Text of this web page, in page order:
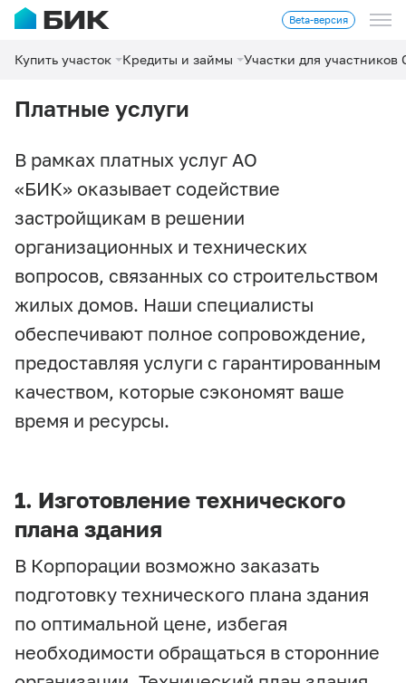
Beta-версия
Купить участок Кредиты и займы Участки для участников
Платные услуги
В рамках платных услуг АО
«БИК» оказывает содействие
застройщикам в решении
организационных и технических
вопросов, связанных со строительством
жилых домов. Наши специалисты
обеспечивают полное сопровождение,
предоставляя услуги с гарантированным
качеством, которые сэкономят ваше
время и ресурсы.
1. Изготовление технического
плана здания
В Корпорации возможно заказать
подготовку технического плана здания
по оптимальной цене, избегая
необходимости обращаться в сторонние